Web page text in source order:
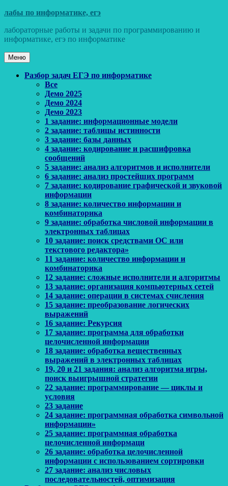
Перейти
содержимому
лабы по информатике, егэ
лабораторные работы и задачи по программированию и
информатике, егэ по информатике
Меню
Основное
Разбор задач ЕГЭ по информатике
Все
Демо 2025
Демо 2024
Демо 2023
1 задание: информационные модели
2 задание: таблицы истинности
3 задание: базы данных
4 задание: кодирование и расшифровка
сообщений
5 задание: анализ алгоритмов и исполнители
6 задание: анализ простейших программ
7 задание: кодирование графической и звуковой
информации
8 задание: количество информации и
комбинаторика
9 задание: обработка числовой информации в
электронных таблицах
10 задание: поиск средствами ОС или
текстового редактора»
11 задание: количество информации и
комбинаторика
12 задание: сложные исполнители и алгоритмы
13 задание: организация компьютерных сетей
14 задание: операции в системах счисления
15 задание: преобразование логических
выражений
16 задание: Рекурсия
17 задание: программа для обработки
целочисленной информации
18 задание: обработка вещественных
выражений в электронных таблицах
19, 20 и 21 задания: анализ алгоритма игры,
поиск выигрышной стратегии
22 задание: программирование — циклы и
условия
23 задание
24 задание: программная обработка символьной
информации»
25 задание: программная обработка
целочисленной информаци
26 задание: обработка целочисленной
информации с использованием сортировки
27 задание: анализ числовых
последовательностей, оптимизация